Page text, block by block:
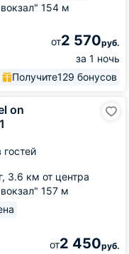
154 м
от2 570руб.
за 1 ночь
Получите129 бонусов
on
гостей
3.6 км от центра
157 м
от2 450руб.